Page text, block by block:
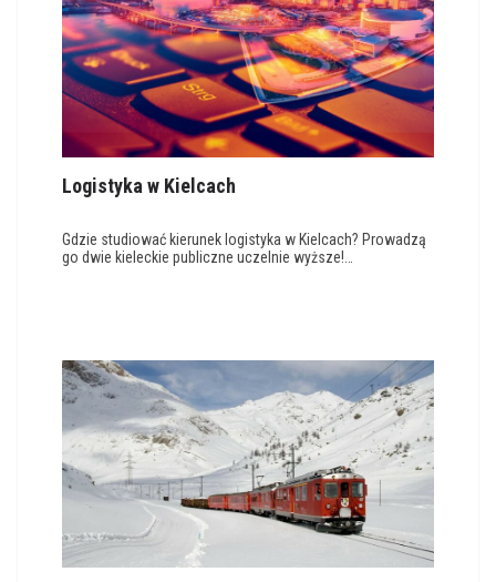
Logistyka w Kielcach
Gdzie studiować kierunek logistyka w Kielcach? Prowadzą
go dwie kieleckie publiczne uczelnie wyższe!…